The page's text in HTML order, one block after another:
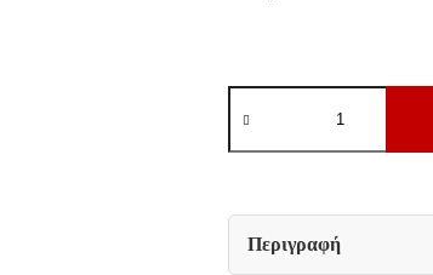
ΣΕΤ
ΠΟΤΗΡΙΑ
ΜΩΒ
ΧΡΩΜΑ
8x10εκ
Περιγραφή